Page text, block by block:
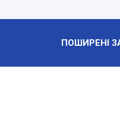
ПОШИРЕНІ